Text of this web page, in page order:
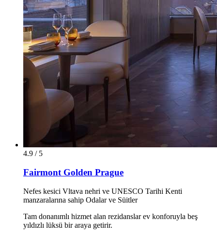
4.9 / 5
Fairmont Golden Prague
Nefes kesici Vltava nehri ve UNESCO Tarihi Kenti
manzaralarına sahip Odalar ve Süitler
Tam donanımlı hizmet alan rezidanslar ev konforuyla beş
yıldızlı lüksü bir araya getirir.